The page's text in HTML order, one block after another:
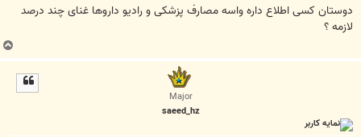
ت
دوستان کسی اطلاع داره واسه مصارف پزشکی و رادیو داروها غنای چند درصد
لازمه ؟
ب
ا
Major
saeed_hz